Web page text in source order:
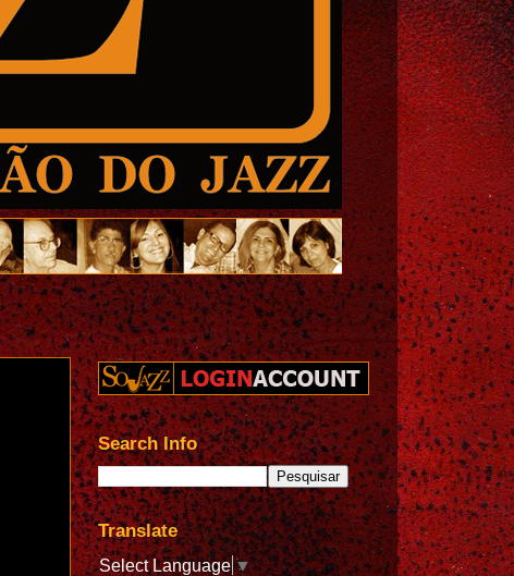
Search Info
Translate
Select Language▼